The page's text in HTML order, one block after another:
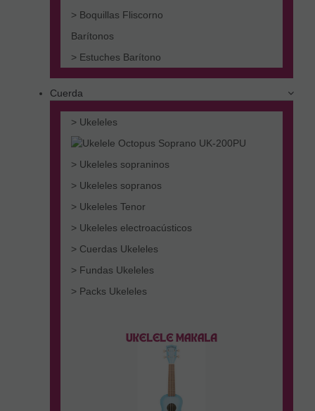
> Boquillas Fliscorno
Barítonos
> Estuches Barítono
Cuerda
> Ukeleles
> Ukeleles sopraninos
> Ukeleles sopranos
> Ukeleles Tenor
> Ukeleles electroacústicos
> Cuerdas Ukeleles
> Fundas Ukeleles
> Packs Ukeleles